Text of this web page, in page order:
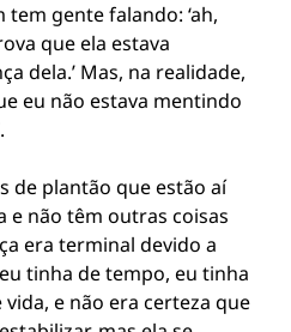
tem gente falando: ‘ah,
que ela estava
dela.’ Mas, na realidade,
eu não estava mentindo
de plantão que estão aí
e não têm outras coisas
era terminal devido a
tinha de tempo, eu tinha
e não era certeza que